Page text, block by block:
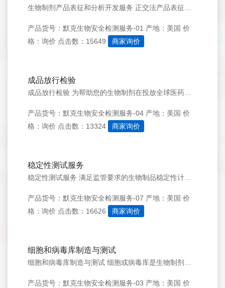
产品货号：默克生物安全检测服务-01 产地：美国 价
格：询价 点击数：15649 商家询价
成品放行检验
产品货号：默克生物安全检测服务-04 产地：美国 价
格：询价 点击数：13324 商家询价
稳定性测试服务
产品货号：默克生物安全检测服务-07 产地：美国 价
格：询价 点击数：16626 商家询价
细胞和病毒库制造与测试
产品货号：默克生物安全检测服务-03 产地：美国 价